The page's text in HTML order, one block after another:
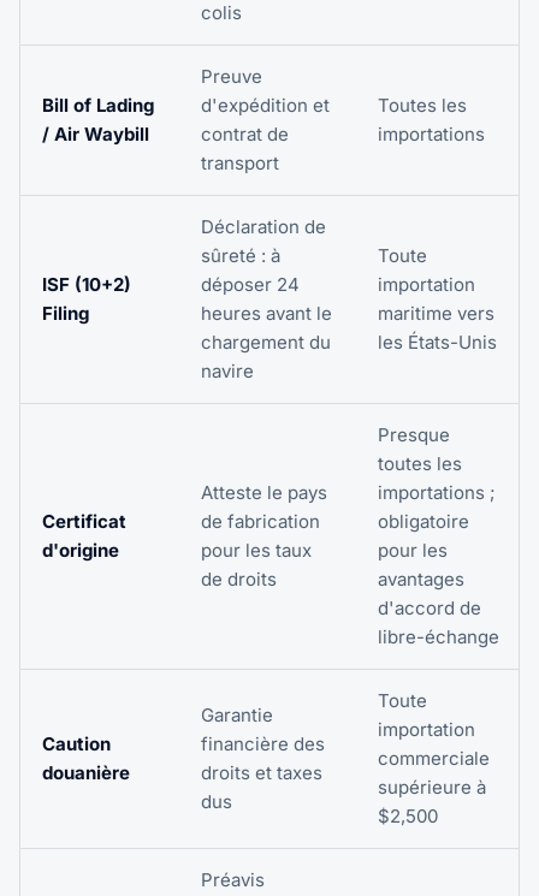
colis
Bill of Lading
/ Air Waybill
Preuve
d'expédition et
contrat de
transport
Toutes les
importations
ISF (10+2)
Filing
Déclaration de
sûreté : à
déposer 24
heures avant le
chargement du
navire
Toute
importation
maritime vers
les États-Unis
Certificat
d'origine
Atteste le pays
de fabrication
pour les taux
de droits
Presque
toutes les
importations ;
obligatoire
pour les
avantages
d'accord de
libre-échange
Caution
douanière
Garantie
financière des
droits et taxes
dus
Toute
importation
commerciale
supérieure à
$2,500
Préavis